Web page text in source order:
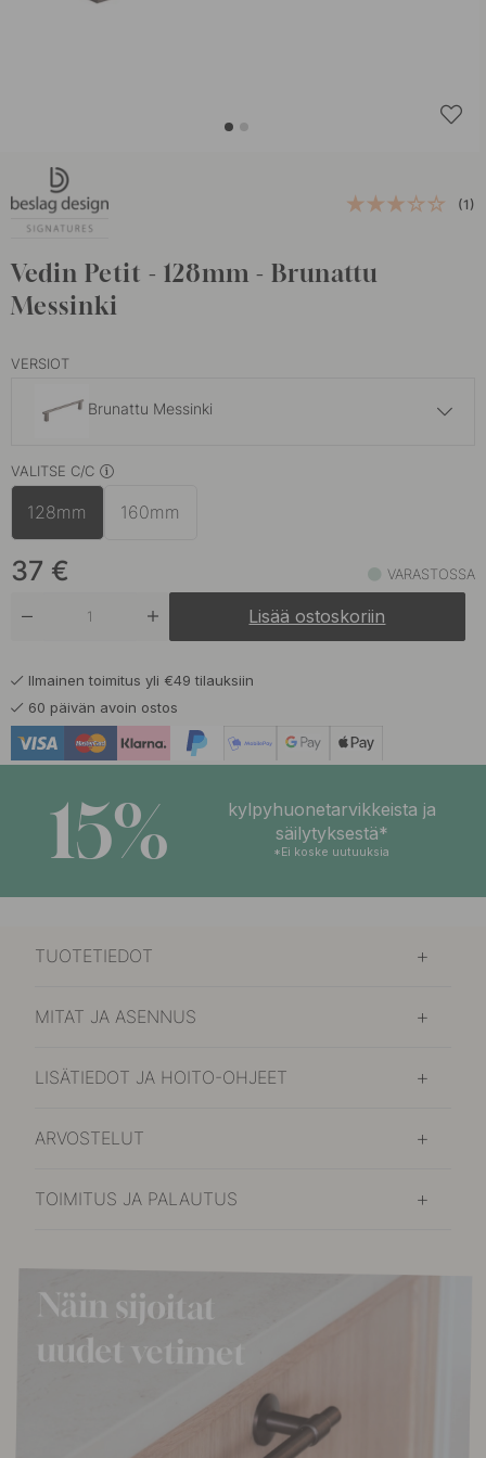
(1)
Vedin Petit - 128mm - Brunattu
Messinki
VERSIOT
Brunattu Messinki
Kiillotettu Messinki
Mattamusta
Nikkelöity
VALITSE C/C
128mm 160mm
37 € VARASTOSSA
Lisää ostoskoriin
Ilmainen toimitus yli €49 tilauksiin
60 päivän avoin ostos
15%
kylpyhuonetarvikkeista ja
säilytyksestä*
*Ei koske uutuuksia
TUOTETIEDOT
MITAT JA ASENNUS
LISÄTIEDOT JA HOITO-OHJEET
ARVOSTELUT
TOIMITUS JA PALAUTUS